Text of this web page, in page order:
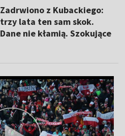
Zadrwiono z Kubackiego:
trzy lata ten sam skok.
Dane nie kłamią. Szokujące